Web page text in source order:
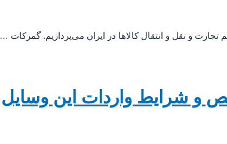
و نقل و انتقال کالاها در ایران می‌پردازیم. گمرکات …
و شرایط واردات این وسایل